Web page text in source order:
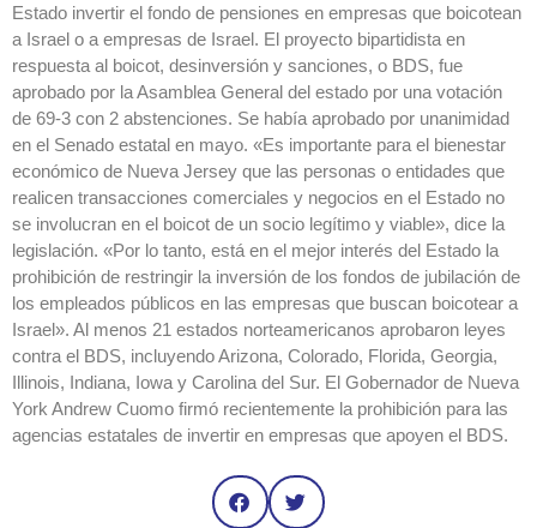
Estado invertir el fondo de pensiones en empresas que boicotean
a Israel o a empresas de Israel. El proyecto bipartidista en
respuesta al boicot, desinversión y sanciones, o BDS, fue
aprobado por la Asamblea General del estado por una votación
de 69-3 con 2 abstenciones. Se había aprobado por unanimidad
en el Senado estatal en mayo. «Es importante para el bienestar
económico de Nueva Jersey que las personas o entidades que
realicen transacciones comerciales y negocios en el Estado no
se involucran en el boicot de un socio legítimo y viable», dice la
legislación. «Por lo tanto, está en el mejor interés del Estado la
prohibición de restringir la inversión de los fondos de jubilación de
los empleados públicos en las empresas que buscan boicotear a
Israel». Al menos 21 estados norteamericanos aprobaron leyes
contra el BDS, incluyendo Arizona, Colorado, Florida, Georgia,
Illinois, Indiana, Iowa y Carolina del Sur. El Gobernador de Nueva
York Andrew Cuomo firmó recientemente la prohibición para las
agencias estatales de invertir en empresas que apoyen el BDS.